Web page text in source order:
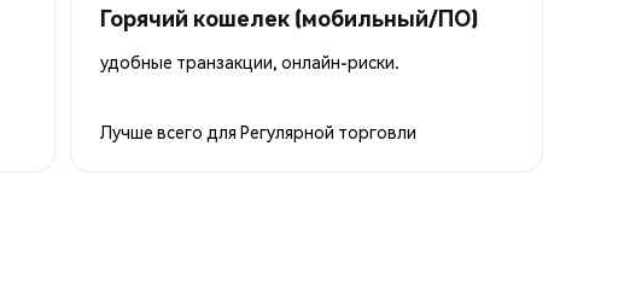
Горячий кошелек (мобильный/ПО)
удобные транзакции, онлайн-риски.
Лучше всего для Регулярной торговли